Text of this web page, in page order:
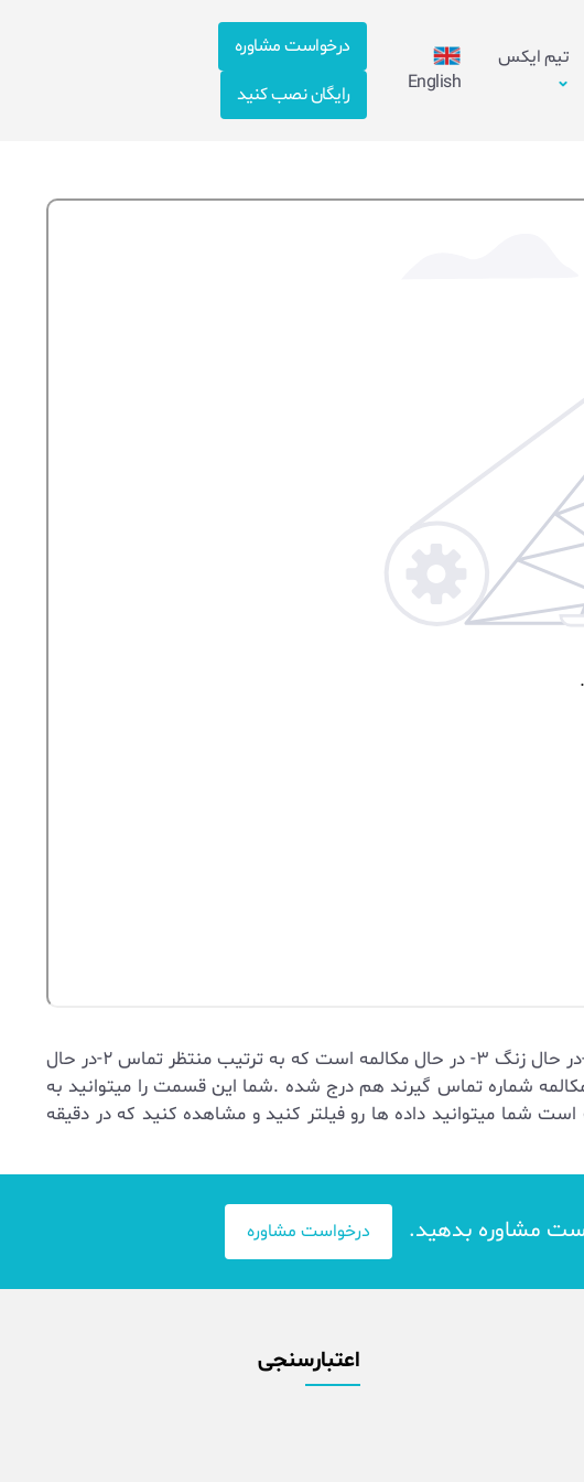
تیم ایکس
English
درخواست مشاوره
رایگان نصب کنید
بعد از ورود به پنل در قسمت منو و گزینه اپراتور ها وضعیت اپراتور ها به شما نشان داده میشود که شامل ۱- اماده ۲ -در حال زنگ ۳- در حال مکالمه است که به ترتیب منتظر تماس ۲-در حال
حال مکالمه شماره تماس گیرند هم درج شده .شما این قسمت را میتوانید به
شما میتوانید داده ها رو فیلتر کنید و مشاهده کنید که در دقیقه
مشاوره بدهید. درخواست مشاوره
اعتبارسنجی